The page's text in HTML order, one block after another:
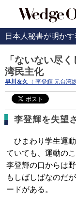
日本人秘書が明か
「ないない尽
湾民主化
早川友久 （ 李登輝 元台湾
李登輝を失望
ひまわり学生運
ていても、運動の
李登輝の口からは
もしばしばなのだ
ードがある。